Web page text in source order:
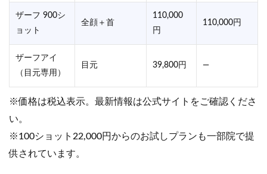
ザーフ 900シ
ョット
全顔＋首
110,000
円
110,000円
ザーフアイ
（目元専用）
目元 39,800円 —
※価格は税込表示。最新情報は公式サイトをご確認くださ
い。
※100ショット22,000円からのお試しプランも一部院で提
供されています。